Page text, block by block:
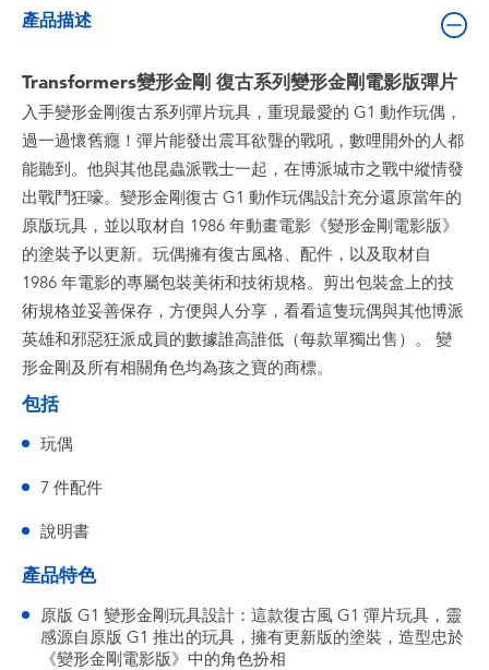
產品描述
Transformers變形金剛 復古系列變形金剛電影版彈片
入手變形金剛復古系列彈片玩具，重現最愛的 G1 動作玩偶，
過一過懷舊癮！彈片能發出震耳欲聾的戰吼，數哩開外的人都
能聽到。他與其他昆蟲派戰士一起，在博派城市之戰中縱情發
出戰鬥狂嚎。變形金剛復古 G1 動作玩偶設計充分還原當年的
原版玩具，並以取材自 1986 年動畫電影《變形金剛電影版》
的塗裝予以更新。玩偶擁有復古風格、配件，以及取材自
1986 年電影的專屬包裝美術和技術規格。剪出包裝盒上的技
術規格並妥善保存，方便與人分享，看看這隻玩偶與其他博派
英雄和邪惡狂派成員的數據誰高誰低（每款單獨出售）。 變
形金剛及所有相關角色均為孩之寶的商標。
包括
玩偶
7 件配件
說明書
產品特色
原版 G1 變形金剛玩具設計：這款復古風 G1 彈片玩具，靈
感源自原版 G1 推出的玩具，擁有更新版的塗裝，造型忠於
《變形金剛電影版》中的角色扮相